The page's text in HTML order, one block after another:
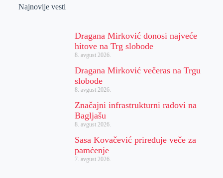
Najnovije vesti
Dragana Mirković donosi najveće
hitove na Trg slobode
8. avgust 2026.
Dragana Mirković večeras na Trgu
slobode
8. avgust 2026.
Značajni infrastrukturni radovi na
Bagljašu
8. avgust 2026.
Sasa Kovačević priređuje veče za
pamćenje
7. avgust 2026.